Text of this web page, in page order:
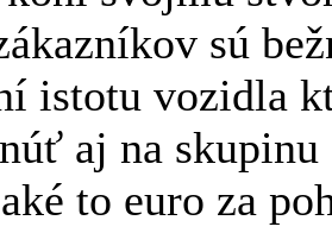
sú
istotu vozidla
aj na
to euro za